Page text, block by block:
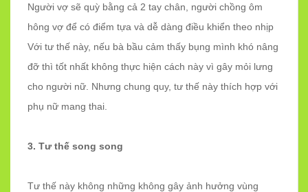
Người vợ sẽ quỳ bằng cả 2 tay chân, người chồng ôm
hông vợ để có điểm tựa và dễ dàng điều khiển theo nhịp
Với tư thế này, nếu bà bầu cảm thấy bụng mình khó nâng
đỡ thì tốt nhất không thực hiện cách này vì gây mỏi lưng
cho người nữ. Nhưng chung quy, tư thế này thích hợp với
phụ nữ mang thai.
3. Tư thế song song
Tư thế này không những không gây ảnh hưởng vùng